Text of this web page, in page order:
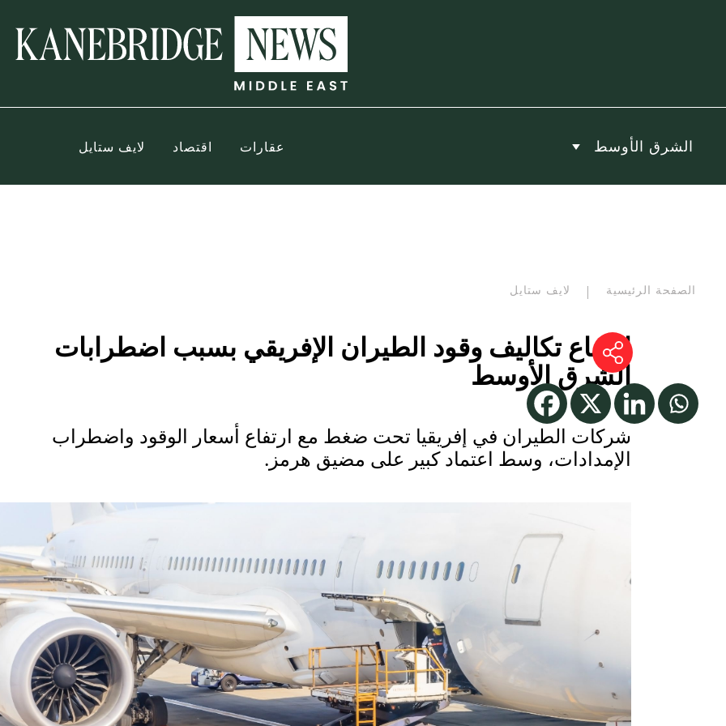
الشرق الأوسط عقارات اقتصاد لايف ستايل
الصفحة الرئيسية لايف ستايل
ارتفاع تكاليف وقود الطيران الإفريقي بسبب اضطرابات
الشرق الأوسط
شركات الطيران في إفريقيا تحت ضغط مع ارتفاع أسعار الوقود واضطراب
الإمدادات، وسط اعتماد كبير على مضيق هرمز.